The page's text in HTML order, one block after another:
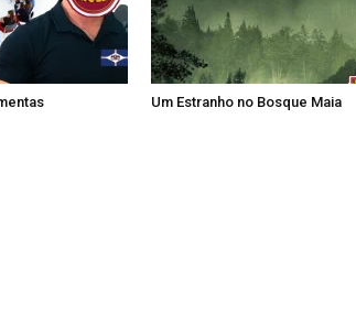
Um Estranho no Bosque Maia